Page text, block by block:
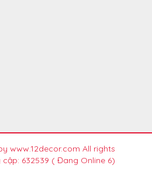
www.12decor.com All rights
632539 ( Đang Online 6)